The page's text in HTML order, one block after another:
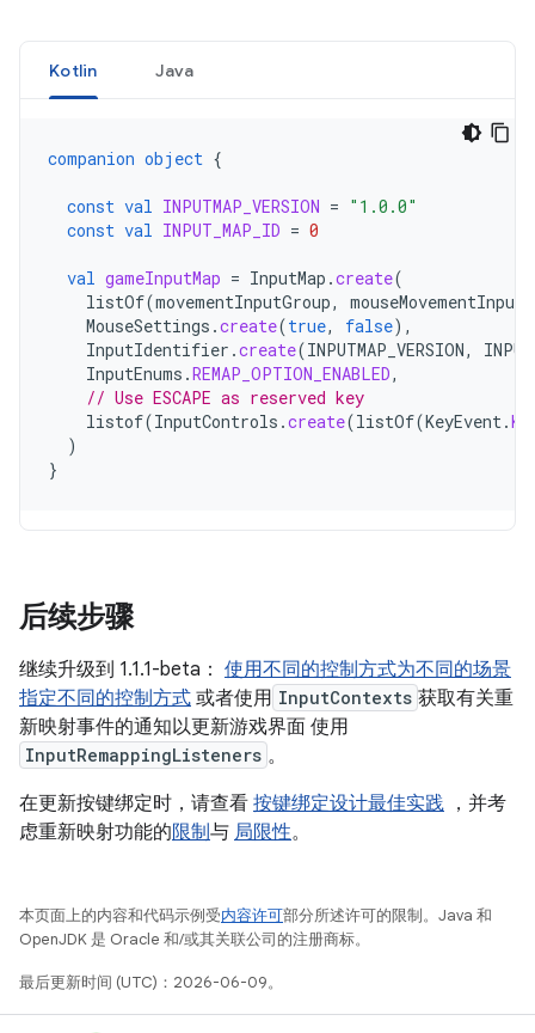
Kotlin Java
companion object {
const val INPUTMAP_VERSION = "1.0.0"
const val INPUT_MAP_ID = 0
val gameInputMap = InputMap .create(
listOf(movementInputGroup,
MouseSettings .create(true, false),
InputIdentifier .create(INPUTMAP_VERSION,
InputEnums .REMAP_OPTION_ENABLED,
// Use ESCAPE as reserved key
listof(InputControls .create(listOf(KeyEvent.
)
}
后续步骤
继续升级到 1.1.1-beta： 使用不同的控制方式为不同的场景
指定不同的控制方式 或者使用 InputContexts 获取有关重
新映射事件的通知以更新游戏界面 使用
InputRemappingListeners 。
在更新按键绑定时，请查看 按键绑定设计最佳实践 ，并考
虑重新映射功能的限制与 局限性。
本页面上的内容和代码示例受内容许可部分所述许可的限制。Java 和
OpenJDK 是 Oracle 和/或其关联公司的注册商标。
最后更新时间 (UTC)：2026-06-09。